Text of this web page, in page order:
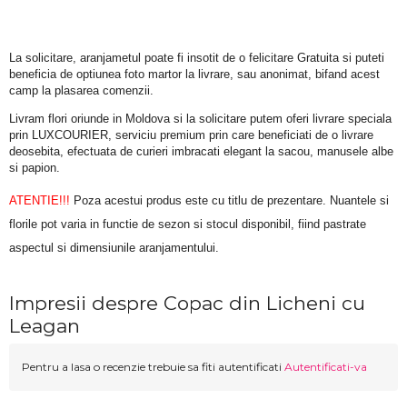
La solicitare, aranjametul poate fi insotit de o felicitare Gratuita si puteti
beneficia de optiunea foto martor la livrare, sau anonimat, bifand acest
camp la plasarea comenzii.
Livram flori oriunde in Moldova si la solicitare putem oferi livrare speciala
prin LUXCOURIER, serviciu premium prin care beneficiati de o livrare
deosebita, efectuata de curieri imbracati elegant la sacou, manusele albe
si papion.
ATENTIE!!! Poza acestui produs este cu titlu de prezentare. Nuantele si
florile pot varia in functie de sezon si stocul disponibil, fiind pastrate
aspectul si dimensiunile aranjamentului.
Impresii despre Copac din Licheni cu
Leagan
Pentru a lasa o recenzie trebuie sa fiti autentificati Autentificati-va